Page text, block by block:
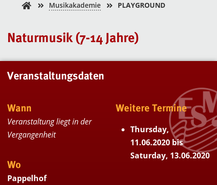
Musikakademie PLAYGROUND
Naturmusik (7-14 Jahre)
Veranstaltungsdaten
Wann
Veranstaltung liegt in der
Vergangenheit
Wo
Pappelhof
Weitere Termine
Thursday,
11.06.2020 bis
Saturday, 13.06.2020